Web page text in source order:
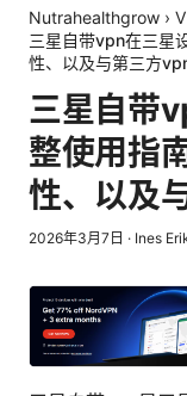
Nutrahealthgrow ›
三星自带vpn在三星
性、以及与第三方
三星自带
整使用指
性、以及
2026年3月7日 · Ines